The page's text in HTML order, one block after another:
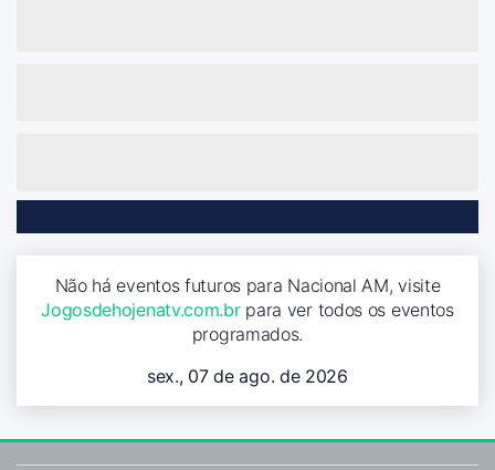
Não há eventos futuros para Nacional AM, visite
Jogosdehojenatv.com.brpara ver todos os eventos
programados.
sex., 07 de ago. de 2026